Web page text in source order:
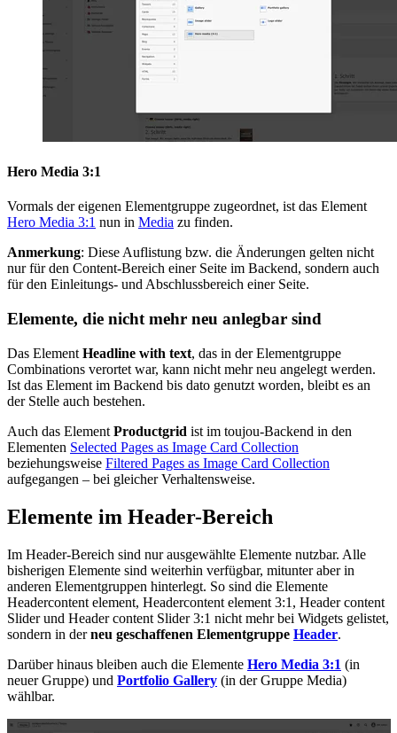
Hero Media 3:1
Vormals der eigenen Elementgruppe zugeordnet, ist das Element
Hero Media 3:1 nun in Media zu finden.
Anmerkung: Diese Auflistung bzw. die Änderungen gelten nicht
nur für den Content-Bereich einer Seite im Backend, sondern auch
für den Einleitungs- und Abschlussbereich einer Seite.
Elemente, die nicht mehr neu anlegbar sind
Das Element Headline with text, das in der Elementgruppe
Combinations verortet war, kann nicht mehr neu angelegt werden.
Ist das Element im Backend bis dato genutzt worden, bleibt es an
der Stelle auch bestehen.
Auch das Element Productgrid ist im toujou-Backend in den
Elementen Selected Pages as Image Card Collection
beziehungsweise Filtered Pages as Image Card Collection
aufgegangen – bei gleicher Verhaltensweise.
Elemente im Header-Bereich
Im Header-Bereich sind nur ausgewählte Elemente nutzbar. Alle
bisherigen Elemente sind weiterhin verfügbar, mitunter aber in
anderen Elementgruppen hinterlegt. So sind die Elemente
Headercontent element, Headercontent element 3:1, Header content
Slider und Header content Slider 3:1 nicht mehr bei Widgets gelistet,
sondern in derneu geschaffenen Elementgruppe Header.
Darüber hinaus bleiben auch die Elemente Hero Media 3:1 (in
neuer Gruppe) und Portfolio Gallery (in der Gruppe Media)
wählbar.